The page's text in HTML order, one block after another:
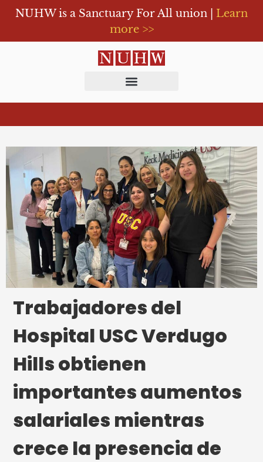
NUHW is a Sanctuary For All union | Learn
more >>
Trabajadores del
Hospital USC Verdugo
Hills obtienen
importantes aumentos
salariales mientras
crece la presencia de